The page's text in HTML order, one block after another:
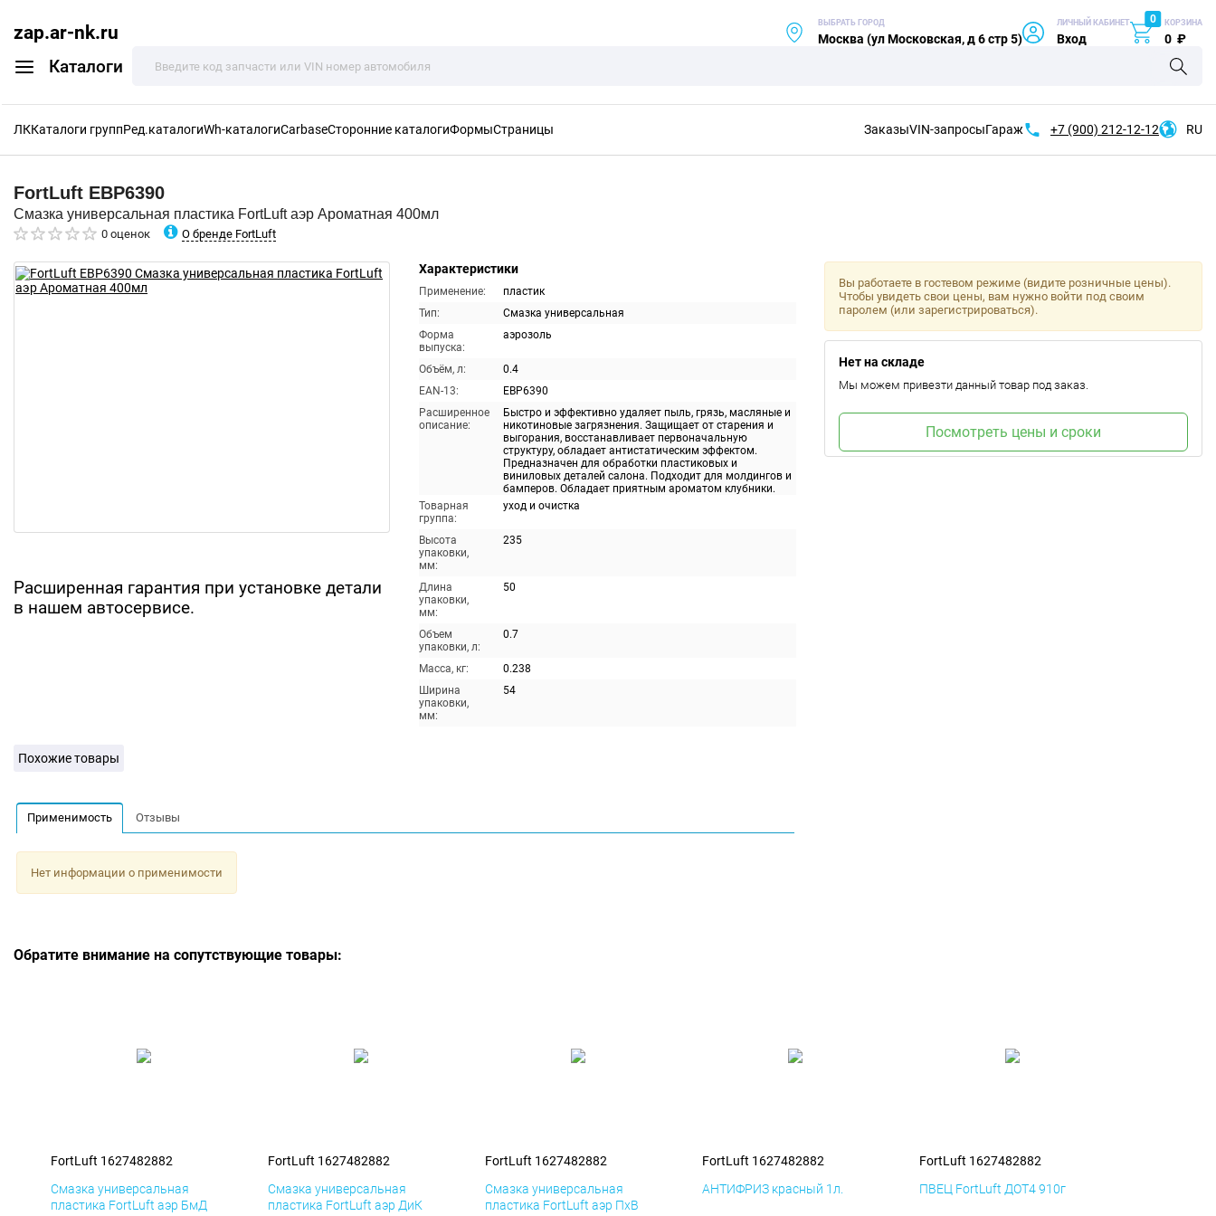
zap.ar-nk.ru
Каталоги
ВЫБРАТЬ ГОРОД
Москва (ул Московская, д 6 стр 5)
ЛИЧНЫЙ КАБИНЕТ
Вход
0 КОРЗИНА
0 ₽
ЛККаталоги группРед.каталогиWh-каталогиCarbaseСторонние каталогиФормыСтраницы ЗаказыVIN-запросыГараж +7 (900) 212-12-12 RU
FortLuft EBP6390
Смазка универсальная пластика FortLuft аэр Ароматная 400мл
0 оценок О бренде FortLuft
Расширенная гарантия при установке детали
в нашем автосервисе.
Характеристики
Применение:
пластик
Тип:
Смазка универсальная
Форма
выпуска:
аэрозоль
Объём, л:
0.4
EAN-13:
EBP6390
Расширенное
описание:
Быстро и эффективно удаляет пыль, грязь, масляные и
никотиновые загрязнения. Защищает от старения и
выгорания, восстанавливает первоначальную
структуру, обладает антистатическим эффектом.
Предназначен для обработки пластиковых и
виниловых деталей салона. Подходит для молдингов и
бамперов. Обладает приятным ароматом клубники.
Товарная
группа:
уход и очистка
Высота
упаковки,
мм:
235
Длина
упаковки,
мм:
50
Объем
упаковки, л:
0.7
Масса, кг:
0.238
Ширина
упаковки,
мм:
54
Вы работаете в гостевом режиме (видите розничные цены).
Чтобы увидеть свои цены, вам нужно войти под своим
паролем (или зарегистрироваться).
Нет на складе
Мы можем привезти данный товар под заказ.
Посмотреть цены и сроки
Похожие товары
Применимость Отзывы
Нет информации о применимости
Обратите внимание на сопутствующие товары:
FortLuft 1627482882
Смазка универсальная
пластика FortLuft аэр БмД
FortLuft 1627482882
Смазка универсальная
пластика FortLuft аэр ДиК
FortLuft 1627482882
Смазка универсальная
пластика FortLuft аэр ПхВ
FortLuft 1627482882
АНТИФРИЗ красный 1л.
FortLuft 1627482882
ПВЕЦ FortLuft ДОТ4 910г